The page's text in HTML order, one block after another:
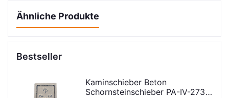
Ähnliche Produkte
Bestseller
Kaminschieber Beton
Schornsteinschieber PA-IV-273